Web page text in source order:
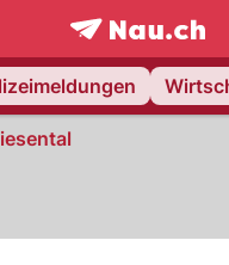
frontpage.NAU.ch